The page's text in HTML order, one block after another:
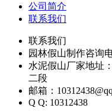
公司简介
联系我们
联系我们
园林假山制作咨询
水泥假山厂家地址
二段
邮箱：
Q Q: 10312438